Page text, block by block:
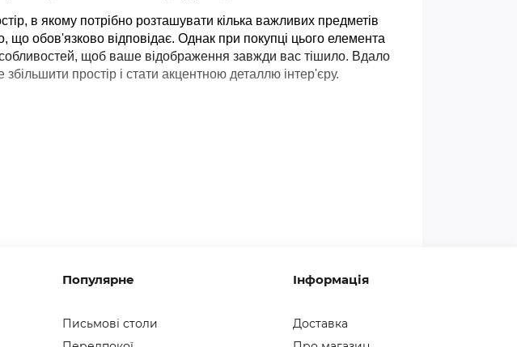
в якому потрібно розташувати кілька важливих предметів
що обов'язково відповідає. Однак при покупці цього елемента
щоб ваше відображення завжди вас тішило. Вдало
простір і стати акцентною деталлю інтер'єру.
можна вибрати одну з таких форм:
дзеркало в коридор так, щоб людей в ньому були добре
на носки.
передпокоїв, де перед дзеркалом є простір, щоб відійти та
Популярне
Письмові столи
Інформація
Доставка